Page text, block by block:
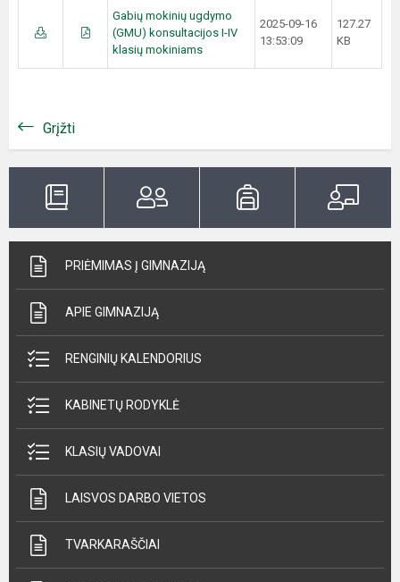
Gabių mokinių ugdymo
(GMU) konsultacijos I-IV
klasių mokiniams
2025-09-16
13:53:09
127.27
KB
Grįžti
PRIĖMIMAS Į GIMNAZIJĄ
APIE GIMNAZIJĄ
RENGINIŲ KALENDORIUS
KABINETŲ RODYKLĖ
KLASIŲ VADOVAI
LAISVOS DARBO VIETOS
TVARKARAŠČIAI